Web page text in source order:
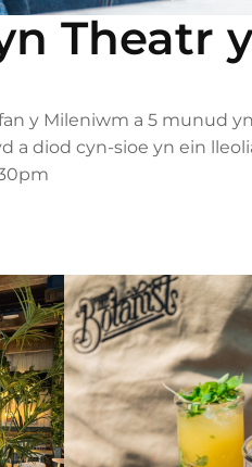
Theatr
y Mileniwm a 5 munud
a diod cyn-sioe yn ein